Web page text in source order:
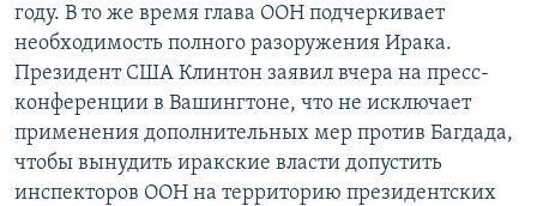
году. В то же время глава ООН подчеркивает
необходимость полного разоружения Ирака.
Президент США Клинтон заявил вчера на пресс-
конференции в Вашингтоне, что не исключает
применения дополнительных мер против Багдада,
чтобы вынудить иракские власти допустить
инспекторов ООН на территорию президентских